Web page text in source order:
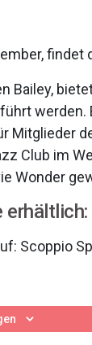
findet
Bailey,
Mitglieder
Club im
Wonder
erhältlich:
Scoppio